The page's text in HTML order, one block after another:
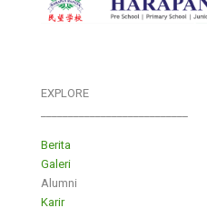
EXPLORE
Berita
Galeri
Alumni
Karir